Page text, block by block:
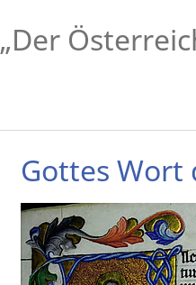
„Der
Gottes Wort